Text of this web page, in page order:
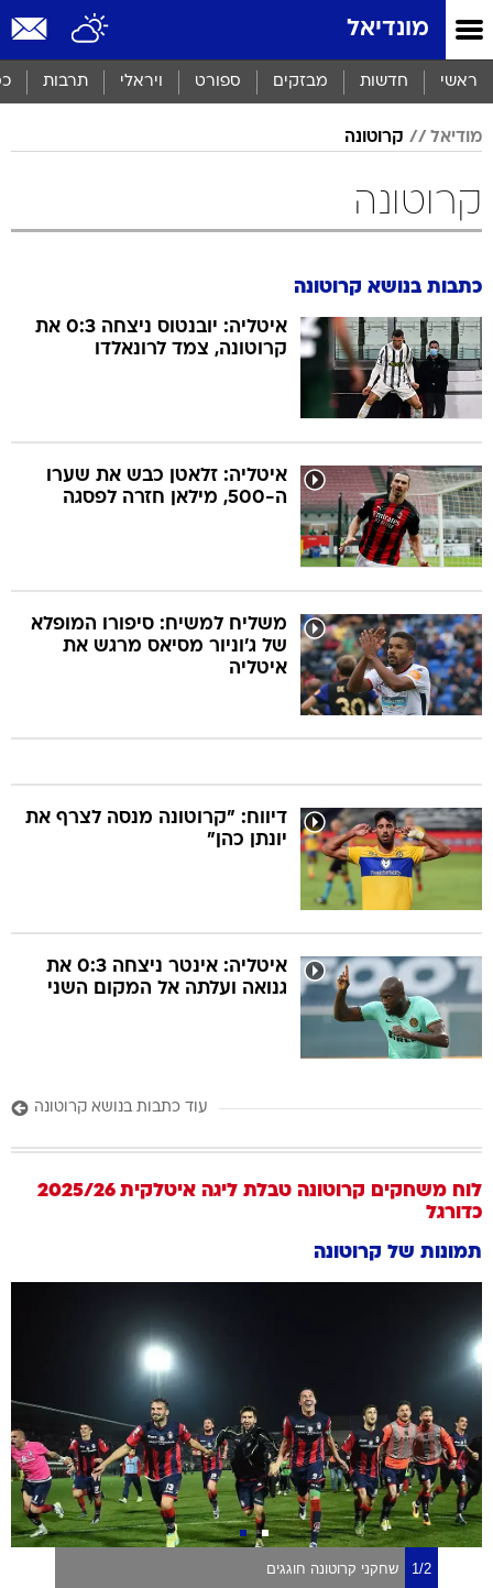
מונדיאל
ראשי חדשות מבזקים ספורט ויראלי תרבות
מודיאל קרוטונה
קרוטונה
כתבות בנושא קרוטונה
איטליה: יובנטוס ניצחה 0:3 את
קרוטונה, צמד לרונאלדו
איטליה: זלאטן כבש את שערו
ה-500, מילאן חזרה לפסגה
משליח למשיח: סיפורו המופלא
של ג'וניור מסיאס מרגש את
איטליה
דיווח: "קרוטונה מנסה לצרף את
יונתן כהן"
איטליה: אינטר ניצחה 0:3 את
גנואה ועלתה אל המקום השני
עוד כתבות בנושא קרוטונה
לוח משחקים קרוטונה טבלת ליגה איטלקית 2025/26
כדורגל
תמונות של קרוטונה
1/2 שחקני קרוטונה חוגגים